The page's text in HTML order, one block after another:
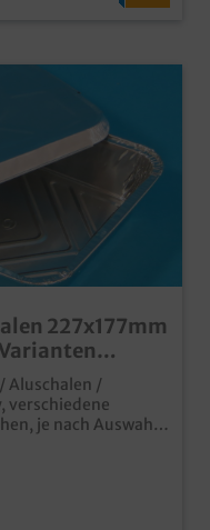
227x177mm
Aluschalen /
je nach Auswahl
hoch / tief:
und